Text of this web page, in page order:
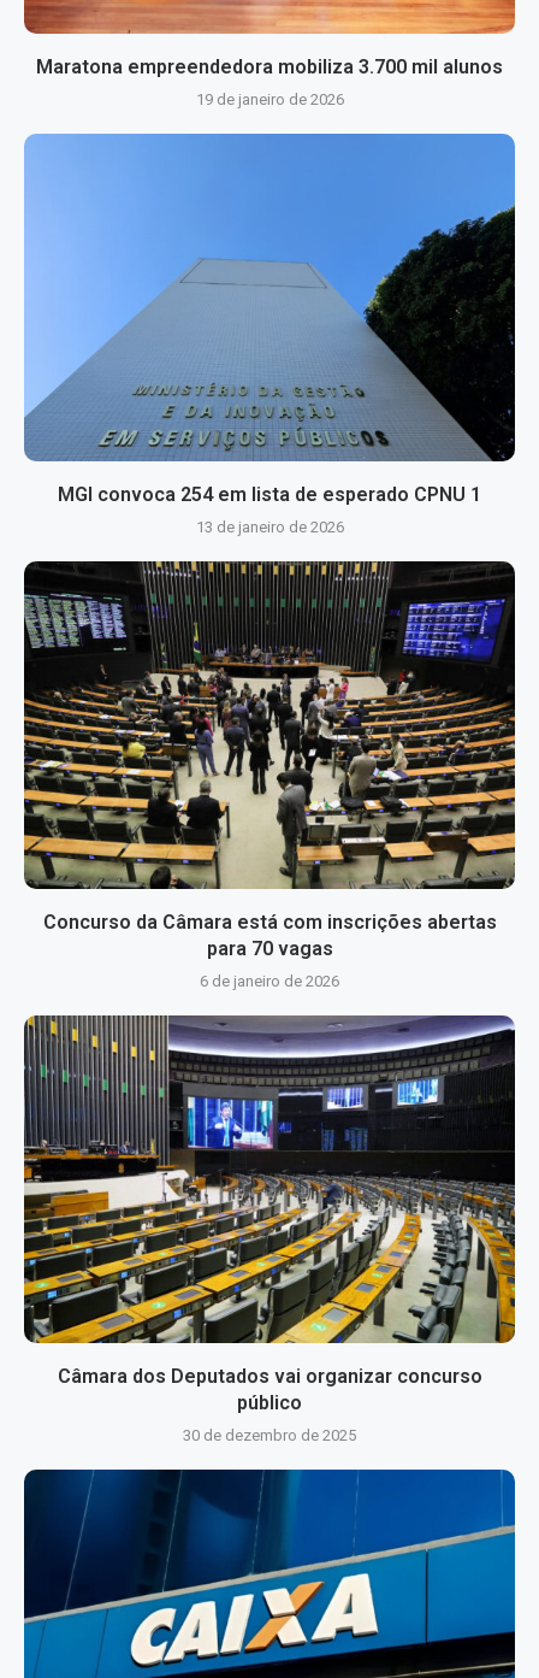
Maratona empreendedora mobiliza 3.700 mil alunos
19 de janeiro de 2026
MGI convoca 254 em lista de esperado CPNU 1
13 de janeiro de 2026
Concurso da Câmara está com inscrições abertas
para 70 vagas
6 de janeiro de 2026
Câmara dos Deputados vai organizar concurso
público
30 de dezembro de 2025